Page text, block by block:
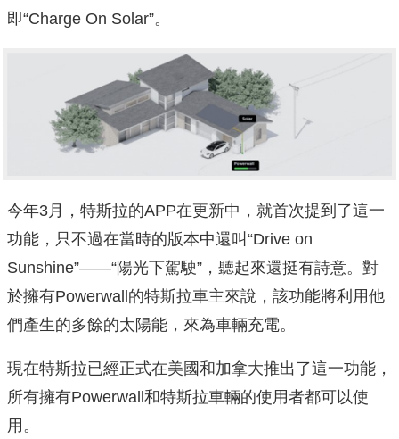
即“Charge On Solar”。
今年3月，特斯拉的APP在更新中，就首次提到了這一
功能，只不過在當時的版本中還叫“Drive on
Sunshine”——“陽光下駕駛”，聽起來還挺有詩意。對
於擁有Powerwall的特斯拉車主來說，該功能將利用他
們產生的多餘的太陽能，來為車輛充電。
現在特斯拉已經正式在美國和加拿大推出了這一功能，
所有擁有Powerwall和特斯拉車輛的使用者都可以使
用。